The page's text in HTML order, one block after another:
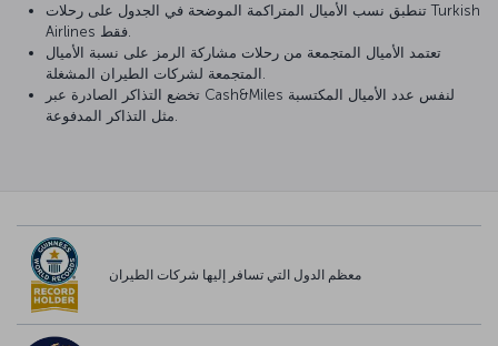
تنطبق نسب الأميال المتراكمة الموضحة في الجدول على رحلات Turkish
Airlines فقط.
تعتمد الأميال المتجمعة من رحلات مشاركة الرمز على نسبة الأميال
المتجمعة لشركات الطيران المشغلة.
تخضع التذاكر الصادرة عبر Cash&Miles لنفس عدد الأميال المكتسبة
مثل التذاكر المدفوعة.
معظم الدول التي تسافر إليها شركات الطيران